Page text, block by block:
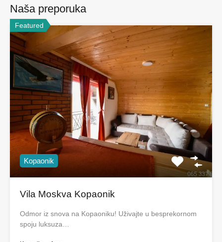
Naša preporuka
Featured
Kopaonik
Vila Moskva Kopaonik
Odmor iz snova na Kopaoniku! Uživajte u besprekornom
spoju luksuza…